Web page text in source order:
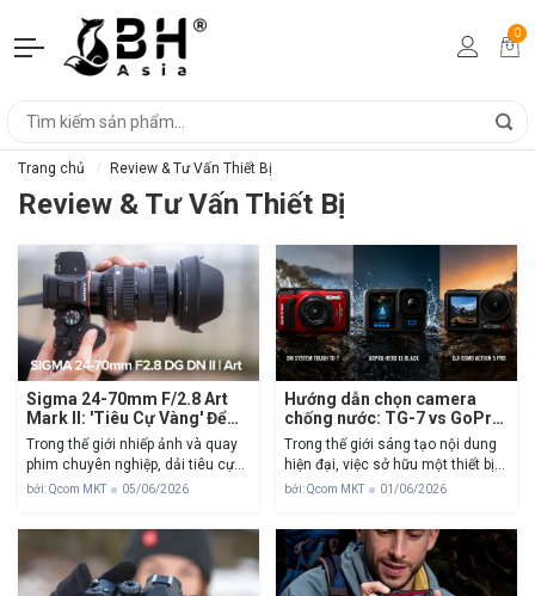
0
Trang chủ Review & Tư Vấn Thiết Bị
Review & Tư Vấn Thiết Bị
Sigma 24-70mm F/2.8 Art
Mark II: 'Tiêu Cự Vàng' Để
Tác Nghiệp Trong Mọi Tình
Huống
Trong thế giới nhiếp ảnh và quay
phim chuyên nghiệp, dải tiêu cự
24-70mm luôn được coi là "tiêu
"all-in-one" có thể đáp ứng từ
phong cảnh rộng...
bởi: Qcom MKT 05/06/2026
Hướng dẫn chọn camera
chống nước: TG-7 vs GoPro
vs DJI
Trong thế giới sáng tạo nội dung
hiện đại, việc sở hữu một thiết bị
nhỏ gọn nhưng mạnh mẽ là ưu
trường máy ảnh hành động và...
bởi: Qcom MKT 01/06/2026